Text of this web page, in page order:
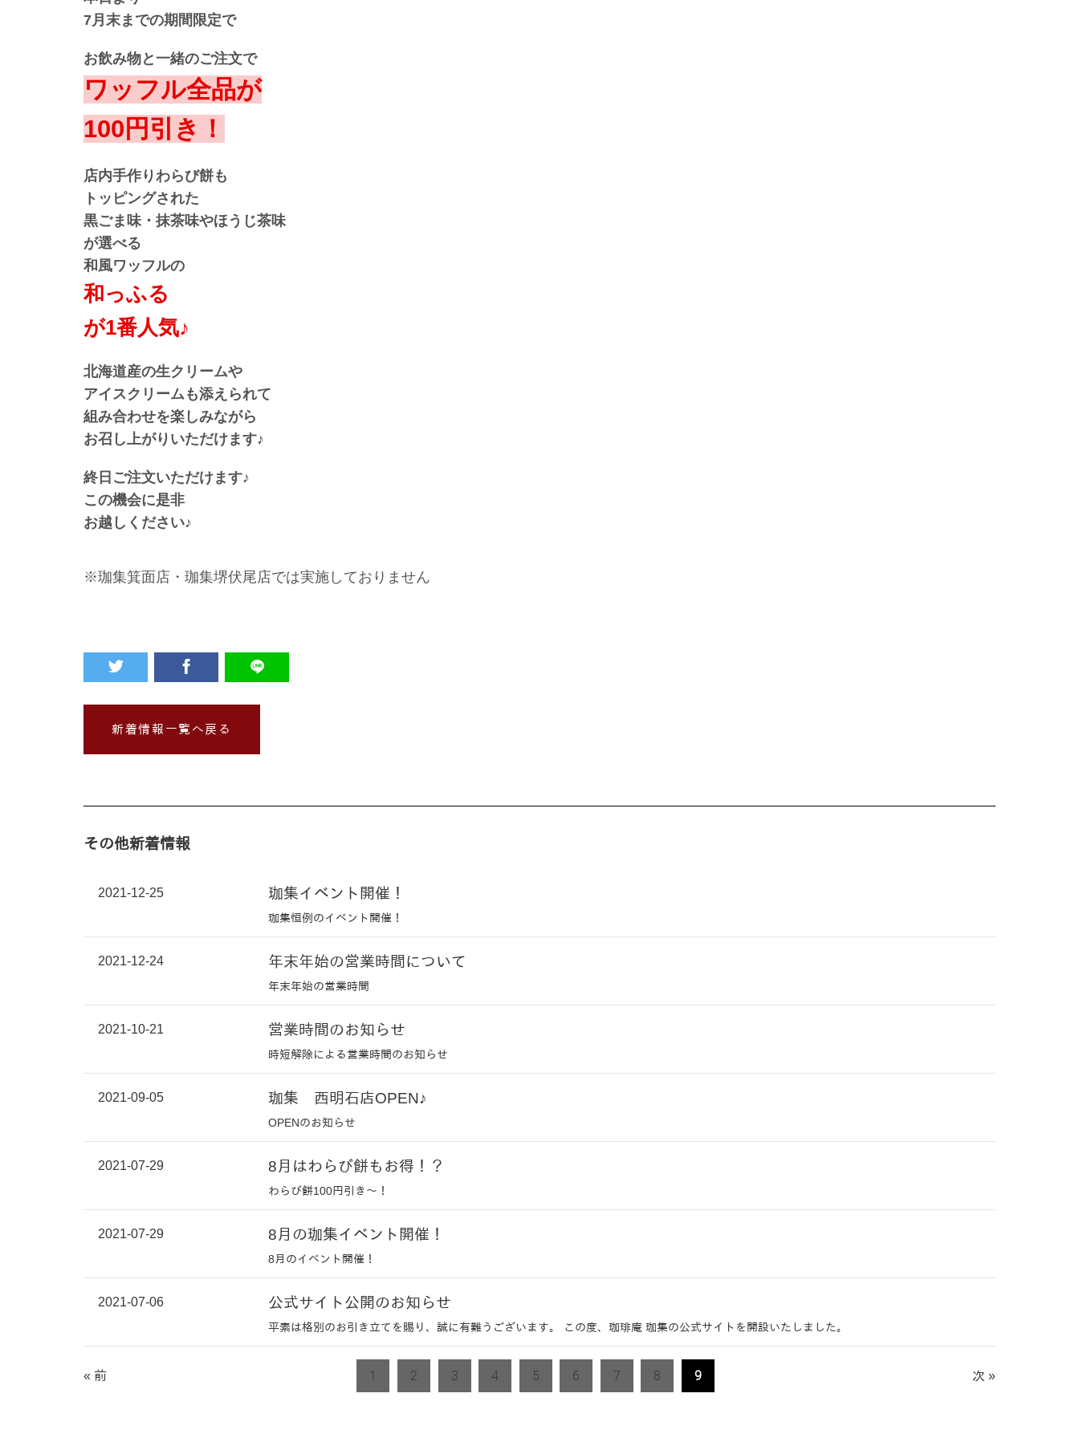
7月末までの期間限定で
お飲み物と一緒のご注文で
ワッフル全品が
100円引き！
店内手作りわらび餅も
トッピングされた
黒ごま味・抹茶味やほうじ茶味
が選べる
和風ワッフルの
和っふる
が1番人気♪
北海道産の生クリームや
アイスクリームも添えられて
組み合わせを楽しみながら
お召し上がりいただけます♪
終日ご注文いただけます♪
この機会に是非
お越しください♪
※珈集箕面店・珈集堺伏尾店では実施しておりません
新着情報一覧へ戻る
その他新着情報
2021-12-25 珈集イベント開催！
珈集恒例のイベント開催！
2021-12-24 年末年始の営業時間について
年末年始の営業時間
2021-10-21 営業時間のお知らせ
時短解除による営業時間のお知らせ
2021-09-05 珈集 西明石店OPEN♪
OPENのお知らせ
2021-07-29 8月はわらび餅もお得！？
わらび餅100円引き～！
2021-07-29 8月の珈集イベント開催！
8月のイベント開催！
2021-07-06 公式サイト公開のお知らせ
平素は格別のお引き立てを賜り、誠に有難うございます。 この度、珈琲庵 珈集の公式サイトを開設いたしました。
« 前 1 2 3 4 5 6 7 8 9 次 »